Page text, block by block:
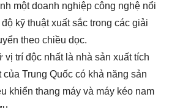
một doanh nghiệp công nghệ nổi
kỹ thuật xuất sắc trong các giải
theo chiều dọc.
vị trí độc nhất là nhà sản xuất tích
của Trung Quốc có khả năng sản
khiển thang máy và máy kéo nam